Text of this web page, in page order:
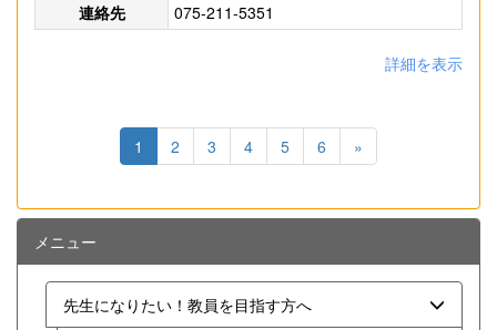
連絡先 075-211-5351
詳細を表示
1 2 3 4 5 6 »
メニュー
先生になりたい！教員を目指す方へ